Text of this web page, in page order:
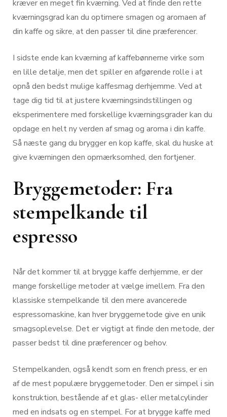
kræver en meget fin kværning. Ved at finde den rette
kværningsgrad kan du optimere smagen og aromaen af
din kaffe og sikre, at den passer til dine præferencer.
I sidste ende kan kværning af kaffebønnerne virke som
en lille detalje, men det spiller en afgørende rolle i at
opnå den bedst mulige kaffesmag derhjemme. Ved at
tage dig tid til at justere kværningsindstillingen og
eksperimentere med forskellige kværningsgrader kan du
opdage en helt ny verden af smag og aroma i din kaffe.
Så næste gang du brygger en kop kaffe, skal du huske at
give kværningen den opmærksomhed, den fortjener.
Bryggemetoder: Fra
stempelkande til
espresso
Når det kommer til at brygge kaffe derhjemme, er der
mange forskellige metoder at vælge imellem. Fra den
klassiske stempelkande til den mere avancerede
espressomaskine, kan hver bryggemetode give en unik
smagsoplevelse. Det er vigtigt at finde den metode, der
passer bedst til dine præferencer og behov.
Stempelkanden, også kendt som en french press, er en
af de mest populære bryggemetoder. Den er simpel i sin
konstruktion, bestående af et glas- eller metalcylinder
med en indsats og en stempel. For at brygge kaffe med